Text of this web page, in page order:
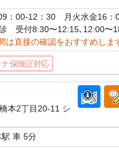
：00-12：30 月火水金16：
受付8:30〜12:15､12:00〜
は直接の確認をおすすめしま
保険証対応
本2丁目20-11 シ
車 5分